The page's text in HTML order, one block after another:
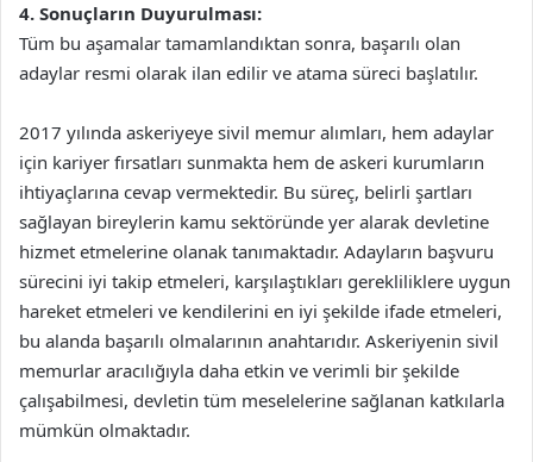
4. Sonuçların Duyurulması:
Tüm bu aşamalar tamamlandıktan sonra, başarılı olan
adaylar resmi olarak ilan edilir ve atama süreci başlatılır.
2017 yılında askeriyeye sivil memur alımları, hem adaylar
için kariyer fırsatları sunmakta hem de askeri kurumların
ihtiyaçlarına cevap vermektedir. Bu süreç, belirli şartları
sağlayan bireylerin kamu sektöründe yer alarak devletine
hizmet etmelerine olanak tanımaktadır. Adayların başvuru
sürecini iyi takip etmeleri, karşılaştıkları gerekliliklere uygun
hareket etmeleri ve kendilerini en iyi şekilde ifade etmeleri,
bu alanda başarılı olmalarının anahtarıdır. Askeriyenin sivil
memurlar aracılığıyla daha etkin ve verimli bir şekilde
çalışabilmesi, devletin tüm meselelerine sağlanan katkılarla
mümkün olmaktadır.